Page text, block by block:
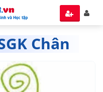
Chân
tập 2